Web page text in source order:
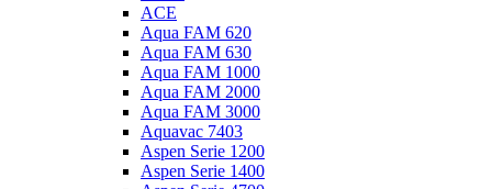
ACE
Aqua FAM 620
Aqua FAM 630
Aqua FAM 1000
Aqua FAM 2000
Aqua FAM 3000
Aquavac 7403
Aspen Serie 1200
Aspen Serie 1400